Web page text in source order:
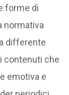
forme di
normativa
differente
contenuti che
emotiva e